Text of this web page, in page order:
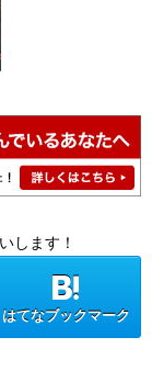
します！
はてなブックマーク